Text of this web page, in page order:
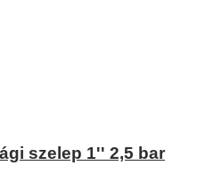
szelep 1'' 2,5 bar